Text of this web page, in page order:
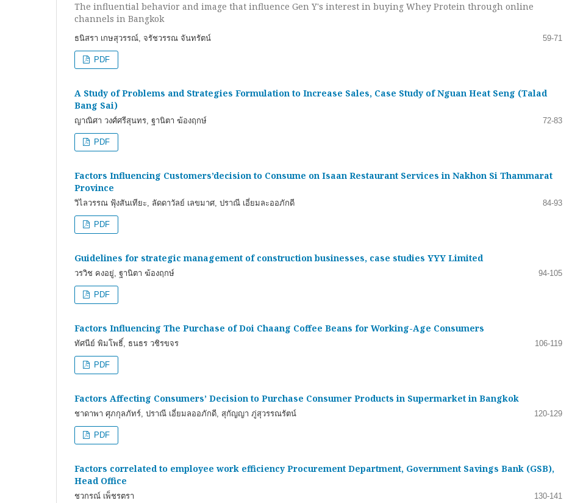
The influential behavior and image that influence Gen Y's interest in buying Whey Protein through online
channels in Bangkok
ธนิสรา เกษสุวรรณ์, จรัชวรรณ จันทรัตน์ 59-71
PDF
A Study of Problems and Strategies Formulation to Increase Sales, Case Study of Nguan Heat Seng (Talad
Bang Sai)
ญาณิศา วงศ์ศรีสุนทร, ฐานิตา ฆ้องฤกษ์ 72-83
PDF
Factors Influencing Customers’decision to Consume on Isaan Restaurant Services in Nakhon Si Thammarat
Province
วิไลวรรณ ฟุ้งสันเทียะ, ลัดดาวัลย์ เลขมาศ, ปราณี เอี่ยมละออภักดี 84-93
PDF
Guidelines for strategic management of construction businesses, case studies YYY Limited
วรวิช คงอยู่, ฐานิตา ฆ้องฤกษ์ 94-105
PDF
Factors Influencing The Purchase of Doi Chaang Coffee Beans for Working-Age Consumers
ทัศนีย์ พิมโพธิ์, ธนธร วชิรขจร 106-119
PDF
Factors Affecting Consumers’ Decision to Purchase Consumer Products in Supermarket in Bangkok
ชาดาพา ศุภกุลภัทร์, ปราณี เอี่ยมลออภักดี, สุกัญญา ภู่สุวรรณรัตน์ 120-129
PDF
Factors correlated to employee work efficiency Procurement Department, Government Savings Bank (GSB),
Head Office
ชวกรณ์ เพ็ชรตรา 130-141